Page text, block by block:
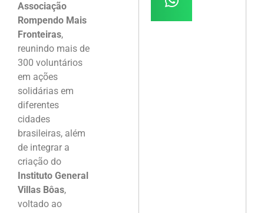
Associação
Rompendo Mais
Fronteiras,
reunindo mais de
300 voluntários
em ações
solidárias em
diferentes
cidades
brasileiras, além
de integrar a
criação do
Instituto General
Villas Bôas,
voltado ao